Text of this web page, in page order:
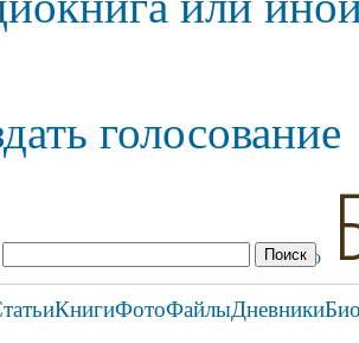
голосование
КнигиФотоФайлыДневники